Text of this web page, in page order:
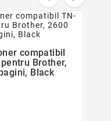
favorite_border
compatibil
Brother,
Black